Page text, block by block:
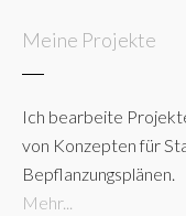
Meine Projekte
Ich bearbeite
von Konzepten für
Bepflanzungsplänen.
Mehr...